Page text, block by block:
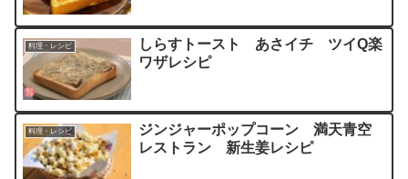
料理・レシピ
しらすトースト あさイチ ツイQ楽
ワザレシピ
料理・レシピ
ジンジャーポップコーン 満天青空
レストラン 新生姜レシピ